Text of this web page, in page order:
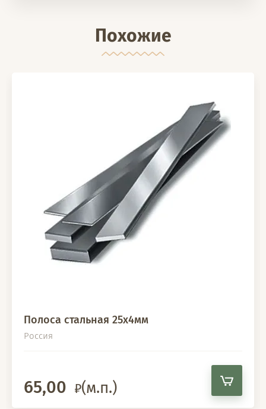
Похожие
Полоса стальная 25х4мм
Россия
65,00 (м.п.)